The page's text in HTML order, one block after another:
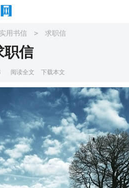
实用书信 > 求职信
职信
阅读全文 下载本文